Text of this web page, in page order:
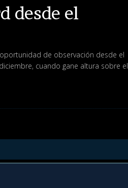
desde el
de observación desde el
cuando gane altura sobre el